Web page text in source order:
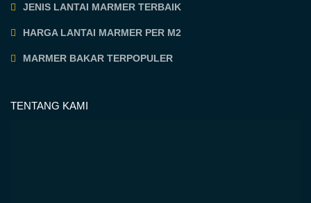
JENIS LANTAI MARMER TERBAIK
HARGA LANTAI MARMER PER M2
MARMER BAKAR TERPOPULER
TENTANG KAMI